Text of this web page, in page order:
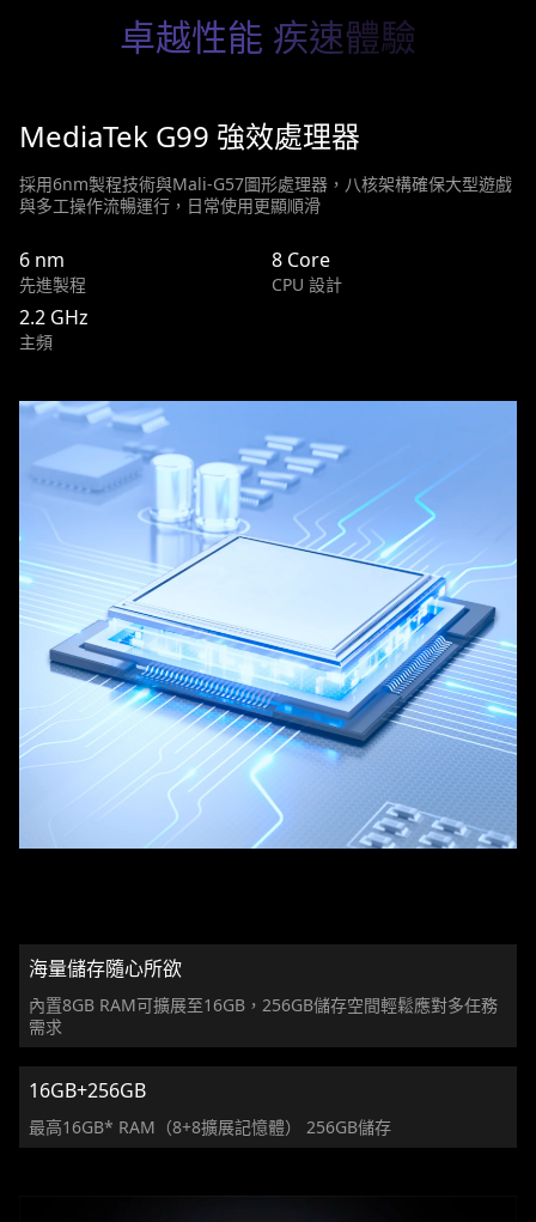
卓越性能 疾速體驗
MediaTek G99 強效處理器
採用6nm製程技術與Mali-G57圖形處理器，八核架構確保大型遊戲
與多工操作流暢運行，日常使用更顯順滑
6 nm
先進製程
8 Core
CPU 設計
2.2 GHz
主頻
海量儲存隨心所欲
內置8GB RAM可擴展至16GB，256GB儲存空間輕鬆應對多任務
需求
16GB+256GB
最高16GB* RAM（8+8擴展記憶體） 256GB儲存